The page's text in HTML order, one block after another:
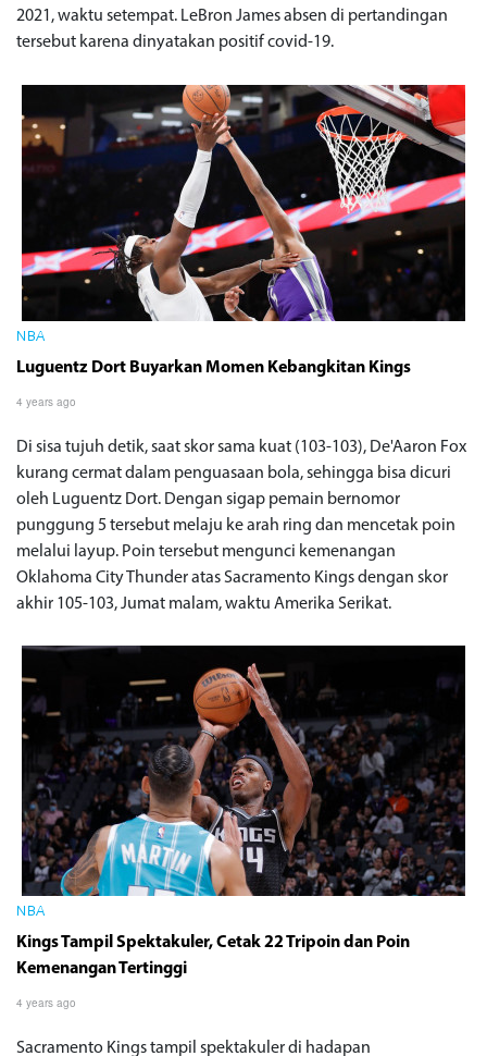
2021, waktu setempat. LeBron James absen di pertandingan
tersebut karena dinyatakan positif covid-19.
NBA
Luguentz Dort Buyarkan Momen Kebangkitan Kings
4 years ago
Di sisa tujuh detik, saat skor sama kuat (103-103), De'Aaron Fox
kurang cermat dalam penguasaan bola, sehingga bisa dicuri
oleh Luguentz Dort. Dengan sigap pemain bernomor
punggung 5 tersebut melaju ke arah ring dan mencetak poin
melalui layup. Poin tersebut mengunci kemenangan
Oklahoma City Thunder atas Sacramento Kings dengan skor
akhir 105-103, Jumat malam, waktu Amerika Serikat.
NBA
Kings Tampil Spektakuler, Cetak 22 Tripoin dan Poin
Kemenangan Tertinggi
4 years ago
Sacramento Kings tampil spektakuler di hadapan